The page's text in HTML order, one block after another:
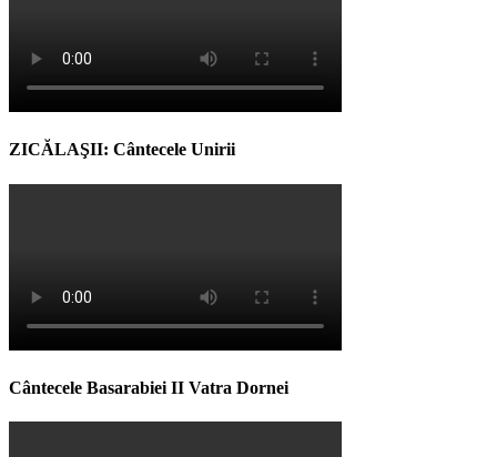
ZICĂLAŞII: Cântecele Unirii
Cântecele Basarabiei II Vatra Dornei